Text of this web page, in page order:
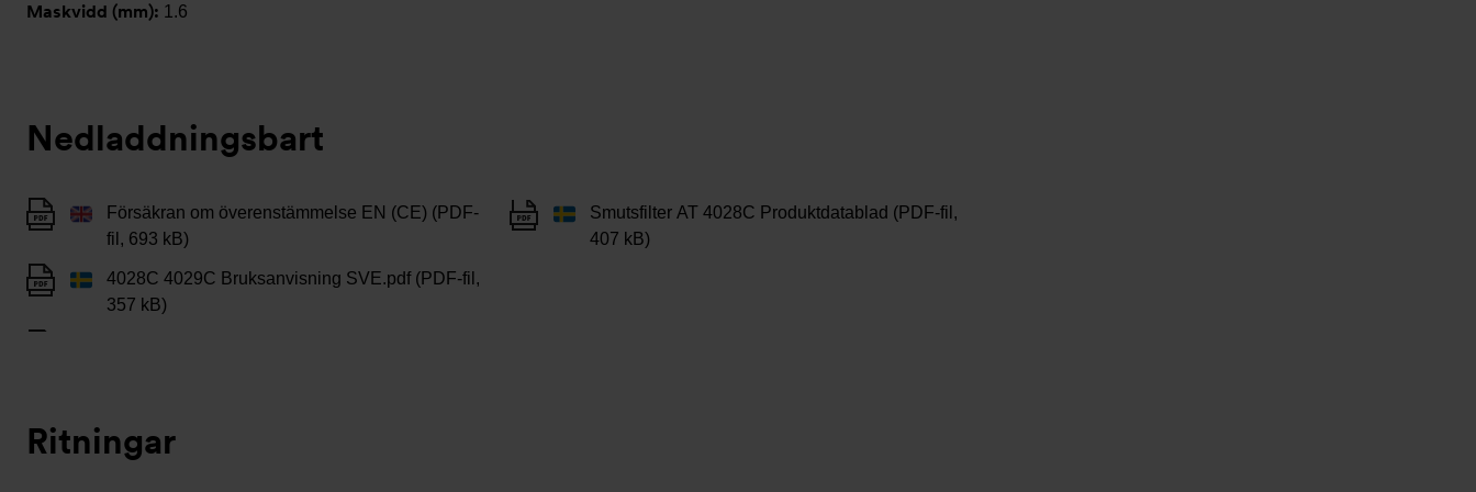
Maskvidd (mm): 1.6
Nedladdningsbart
Försäkran om överenstämmelse EN (CE) (PDF-
fil, 693 kB)
4028C 4029C Bruksanvisning SVE.pdf (PDF-fil,
357 kB)
Smutsfilter AT 4028C Produktdatablad (PDF-fil,
407 kB)
Ritningar